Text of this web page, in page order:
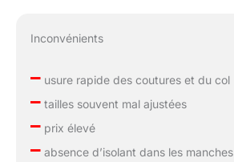
Inconvénients
–usure rapide des coutures et du col
–tailles souvent mal ajustées
–prix élevé
–absence d’isolant dans les manches